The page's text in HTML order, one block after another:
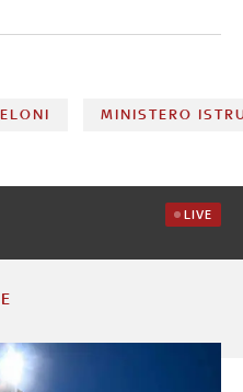
ad ogni forma di
MINISTERO
LIVE